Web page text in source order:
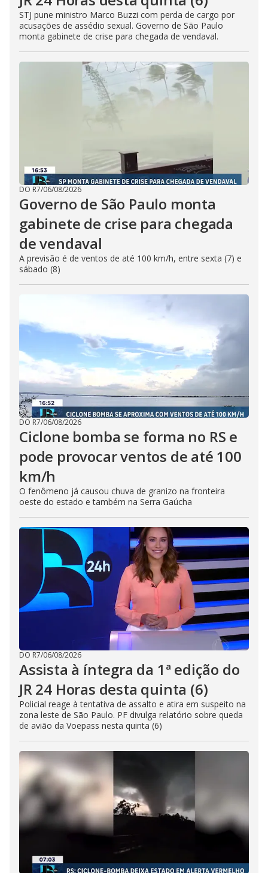
STJ pune ministro Marco Buzzi com perda de cargo por
acusações de assédio sexual. Governo de São Paulo
monta gabinete de crise para chegada de vendaval.
DO R7/06/08/2026
Governo de São Paulo monta
gabinete de crise para chegada
de vendaval
A previsão é de ventos de até 100 km/h, entre sexta (7) e
sábado (8)
DO R7/06/08/2026
Ciclone bomba se forma no RS e
pode provocar ventos de até 100
km/h
O fenômeno já causou chuva de granizo na fronteira
oeste do estado e também na Serra Gaúcha
DO R7/06/08/2026
Assista à íntegra da 1ª edição do
JR 24 Horas desta quinta (6)
Policial reage à tentativa de assalto e atira em suspeito na
zona leste de São Paulo. PF divulga relatório sobre queda
de avião da Voepass nesta quinta (6)